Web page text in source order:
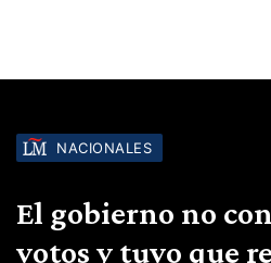
NACIONALES
El gobierno no
votos y tuvo que